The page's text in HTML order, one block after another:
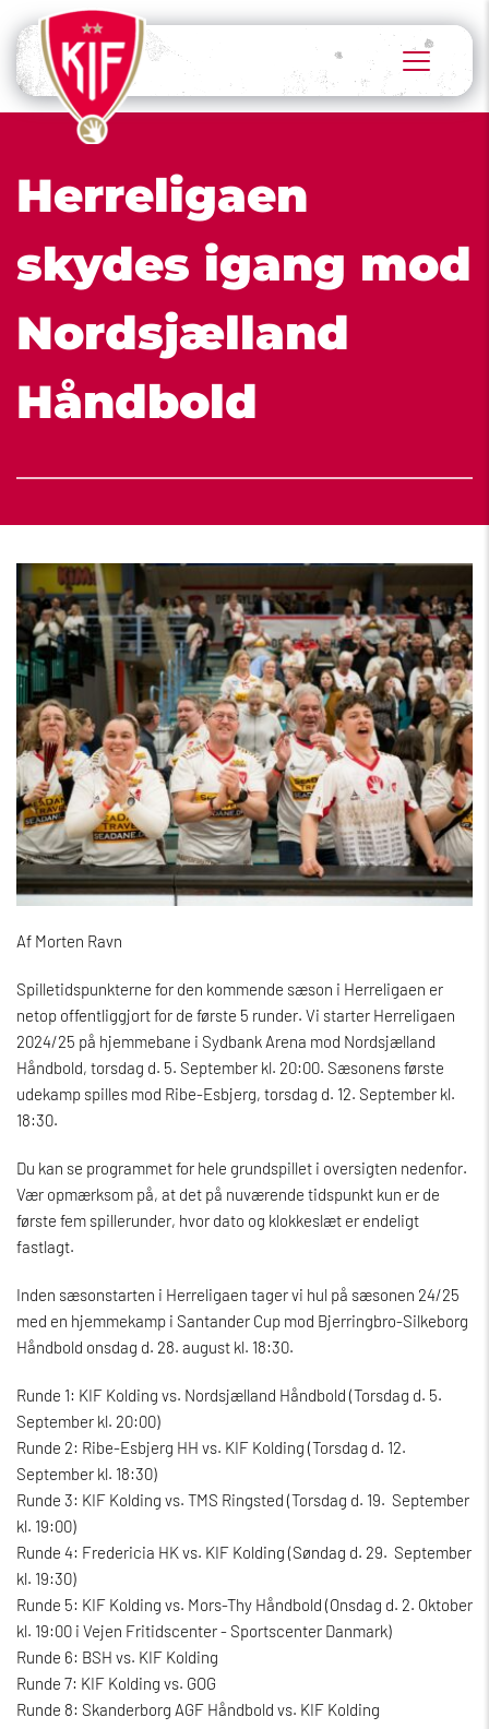
Herreligaen
skydes igang mod
Nordsjælland
Håndbold
Af Morten Ravn
Spilletidspunkterne for den kommende sæson i Herreligaen er
netop offentliggjort for de første 5 runder. Vi starter Herreligaen
2024/25 på hjemmebane i Sydbank Arena mod Nordsjælland
Håndbold, torsdag d. 5. September kl. 20:00. Sæsonens første
udekamp spilles mod Ribe-Esbjerg, torsdag d. 12. September kl.
18:30.
Du kan se programmet for hele grundspillet i oversigten nedenfor.
Vær opmærksom på, at det på nuværende tidspunkt kun er de
første fem spillerunder, hvor dato og klokkeslæt er endeligt
fastlagt.
Inden sæsonstarten i Herreligaen tager vi hul på sæsonen 24/25
med en hjemmekamp i Santander Cup mod Bjerringbro-Silkeborg
Håndbold onsdag d. 28. august kl. 18:30.
Runde 1: KIF Kolding vs. Nordsjælland Håndbold (Torsdag d. 5.
September kl. 20:00)
Runde 2: Ribe-Esbjerg HH vs. KIF Kolding (Torsdag d. 12.
September kl. 18:30)
Runde 3: KIF Kolding vs. TMS Ringsted (Torsdag d. 19. September
kl. 19:00)
Runde 4: Fredericia HK vs. KIF Kolding (Søndag d. 29. September
kl. 19:30)
Runde 5: KIF Kolding vs. Mors-Thy Håndbold (Onsdag d. 2. Oktober
kl. 19:00 i Vejen Fritidscenter - Sportscenter Danmark)
Runde 6: BSH vs. KIF Kolding
Runde 7: KIF Kolding vs. GOG
Runde 8: Skanderborg AGF Håndbold vs. KIF Kolding